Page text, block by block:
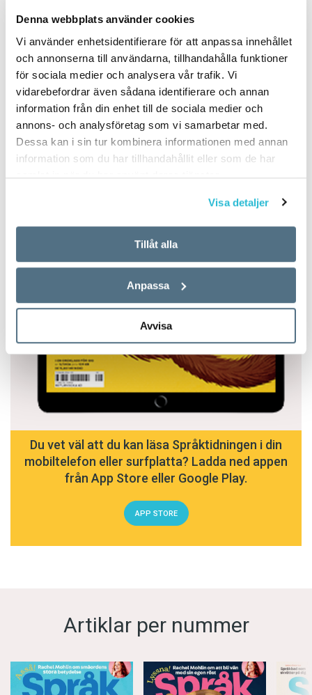
Denna webbplats använder cookies
Vi använder enhetsidentifierare för att anpassa innehållet
och annonserna till användarna, tillhandahålla funktioner
för sociala medier och analysera vår trafik. Vi
vidarebefordrar även sådana identifierare och annan
information från din enhet till de sociala medier och
annons- och analysföretag som vi samarbetar med.
Dessa kan i sin tur kombinera informationen med annan
information som du har tillhandahållit eller som de har
samlat in när du har använt deras tjänster.
Visa detaljer
Tillåt alla
Anpassa
Avvisa
Du vet väl att du kan läsa Språktidningen i din
mobiltelefon eller surfplatta? Ladda ned appen
från App Store eller Google Play.
APP STORE
Artiklar per nummer